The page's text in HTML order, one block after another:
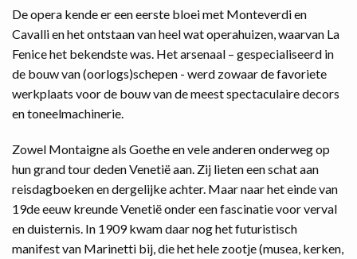
De opera kende er een eerste bloei met Monteverdi en
Cavalli en het ontstaan van heel wat operahuizen, waarvan La
Fenice het bekendste was. Het arsenaal – gespecialiseerd in
de bouw van (oorlogs)schepen - werd zowaar de favoriete
werkplaats voor de bouw van de meest spectaculaire decors
en toneelmachinerie.
Zowel Montaigne als Goethe en vele anderen onderweg op
hun grand tour deden Venetië aan. Zij lieten een schat aan
reisdagboeken en dergelijke achter. Maar naar het einde van
19de eeuw kreunde Venetië onder een fascinatie voor verval
en duisternis. In 1909 kwam daar nog het futuristisch
manifest van Marinetti bij, die het hele zootje (musea, kerken,